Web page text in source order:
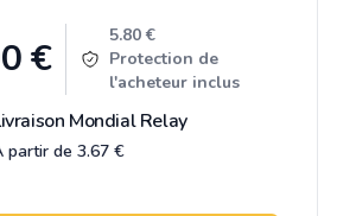
information
€
5.80 €
Protection de
l'acheteur inclus
Mondial Relay
partir de 3.67 €